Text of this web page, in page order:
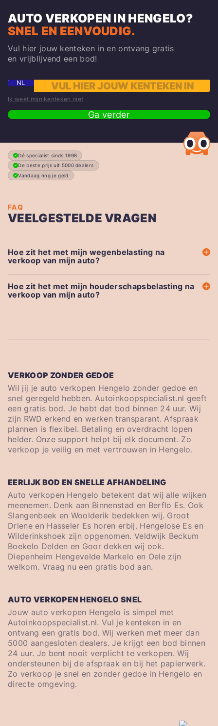
AUTO VERKOPEN IN HENGELO?
SNEL EN EENVOUDIG.
Vul hier jouw kenteken in en ontvang gratis
en vrijblijvend een bod!
NL
Ik weet mijn kenteken niet
Ga verder
Dé specialist sinds 1998
De beste prijs uit 5000 dealers
Vandaag nog je geld
FAQ
VEELGESTELDE VRAGEN
Hoe zit het met mijn wegenbelasting na
verkoop van mijn auto?
Hoe zit het met mijn houderschapsbelasting na
verkoop van mijn auto?
VERKOOP ZONDER GEDOE
Wil jij je auto verkopen Hengelo zonder gedoe en
snel geregeld hebben. Autoinkoopspecialist.nl geeft
een gratis bod. Je hebt dat bod binnen 24 uur. Wij
zijn RWD erkend en werken transparant. Afspraak
plannen is flexibel. Betaling en overdracht lopen
helder. Onze support helpt bij elk document. Zo
verkoop je veilig en met vertrouwen in Hengelo.
EERLIJK BOD EN SNELLE AFHANDELING
Auto verkopen Hengelo betekent dat wij alle wijken
meenemen. Denk aan Binnenstad en Berflo Es. Ook
Slangenbeek en Woolderik bedekken wij. Groot
Driene en Hasseler Es horen erbij. Hengelose Es en
Wilderinkshoek zijn opgenomen. Veldwijk Beckum
Boekelo Delden en Goor dekken wij ook.
Diepenheim Hengevelde Markelo en Oele zijn
welkom. Vraag nu een gratis bod aan.
AUTO VERKOPEN HENGELO SNEL
Jouw auto verkopen Hengelo is simpel met
Autoinkoopspecialist.nl. Vul je kenteken in en
ontvang een gratis bod. Wij werken met meer dan
5000 aangesloten dealers. Je krijgt een bod binnen
24 uur. Je bent nooit verplicht te verkopen. Wij
ondersteunen bij de afspraak en bij het papierwerk.
Zo verkoop je snel en zonder gedoe in Hengelo en
directe omgeving.